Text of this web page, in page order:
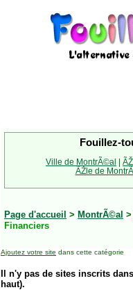
Fouillez-
Ville de MontrÃ©al |
ÃŽle de
Page d'accueil > MontrÃ©al >
Financiers
Ajoutez votre site dans cette catégorie
Il n'y pas de sites inscrits
haut).